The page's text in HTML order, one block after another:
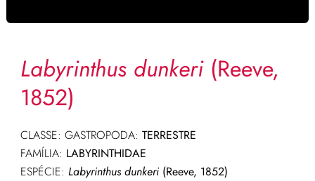
Labyrinthus dunkeri(Reeve,
1852)
CLASSE: GASTROPODA: TERRESTRE
FAMÍLIA: LABYRINTHIDAE
ESPÉCIE: Labyrinthus dunkeri(Reeve, 1852)